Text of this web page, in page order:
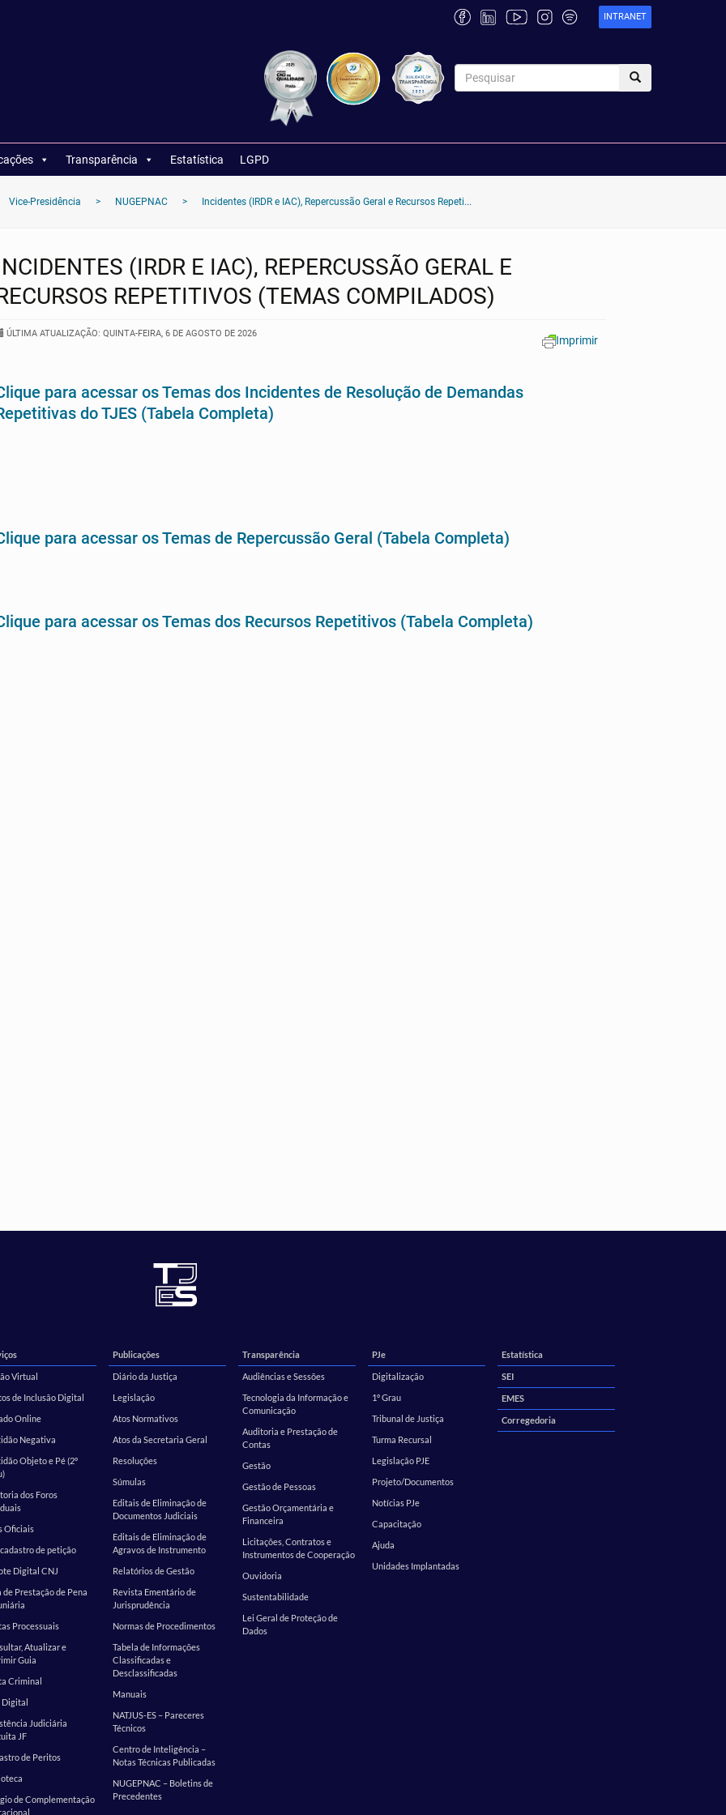
INTRANET
Transparência Estatística LGPD
Vice-Presidência > NUGEPNAC > Incidentes (IRDR e IAC), Repercussão Geral e Recursos Repeti...
(IRDR E IAC), REPERCUSSÃO GERAL E
REPETITIVOS (TEMAS COMPILADOS)
Imprimir
ÚLTIMA ATUALIZAÇÃO: QUINTA-FEIRA, 6 DE AGOSTO DE 2026
para acessar os Temas dos Incidentes de Resolução de Demandas
do TJES (Tabela Completa)
para acessar os Temas de Repercussão Geral (Tabela Completa)
para acessar os Temas dos Recursos Repetitivos (Tabela Completa)
Virtual
de Inclusão Digital
Online
Negativa
Objeto e Pé (2º
dos Foros
Oficiais
de petição
Digital CNJ
de Prestação de Pena
Processuais
Atualizar e
Guia
Criminal
Digital
Judiciária
JF
de Peritos
de Complementação
Publicações
Diário da Justiça
Legislação
Atos Normativos
Atos da Secretaria Geral
Resoluções
Súmulas
Editais de Eliminação de
Documentos Judiciais
Editais de Eliminação de
Agravos de Instrumento
Relatórios de Gestão
Revista Ementário de
Jurisprudência
Normas de Procedimentos
Tabela de Informações
Classificadas e
Desclassificadas
Manuais
NATJUS-ES – Pareceres
Técnicos
Centro de Inteligência –
Notas Técnicas Publicadas
NUGEPNAC – Boletins de
Precedentes
Transparência
Audiências e Sessões
Tecnologia da Informação e
Comunicação
Auditoria e Prestação de
Contas
Gestão
Gestão de Pessoas
Gestão Orçamentária e
Financeira
Licitações, Contratos e
Instrumentos de Cooperação
Ouvidoria
Sustentabilidade
Lei Geral de Proteção de
Dados
PJe
Digitalização
1º Grau
Tribunal de Justiça
Turma Recursal
Legislação PJE
Projeto/Documentos
Notícias PJe
Capacitação
Ajuda
Unidades Implantadas
Estatística
SEI
EMES
Corregedoria